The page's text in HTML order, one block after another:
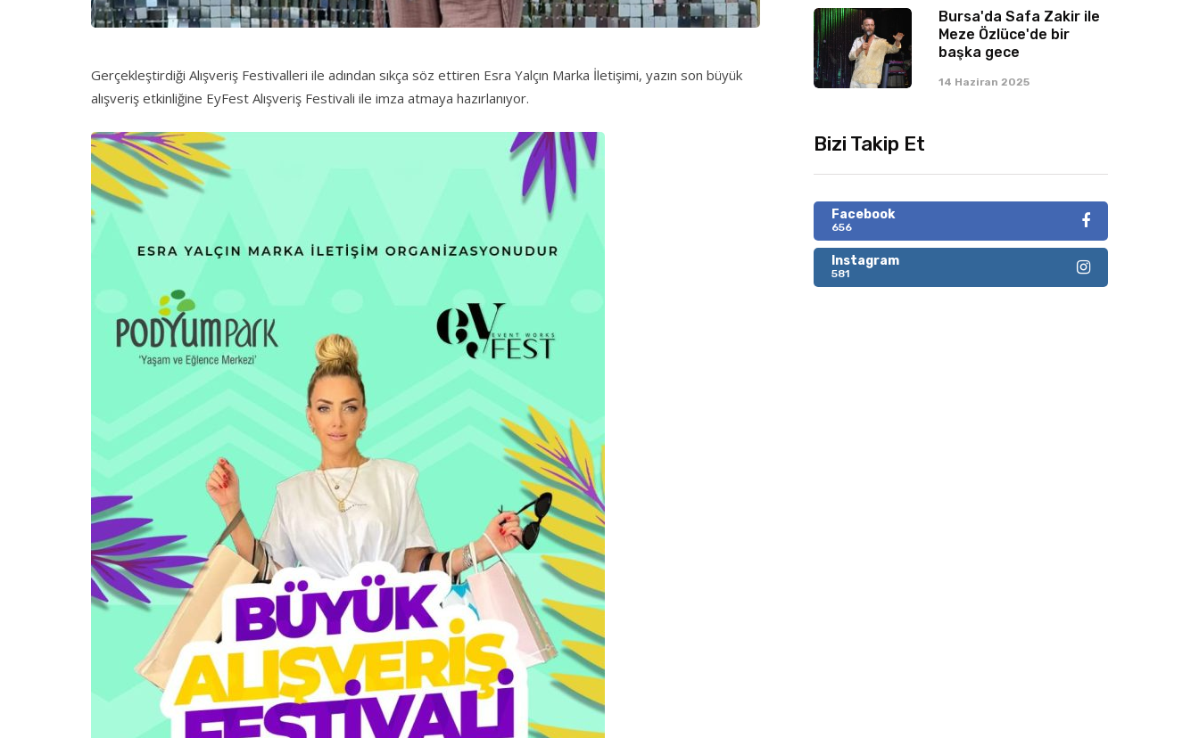
Gerçekleştirdiği Alışveriş Festivalleri ile adından sıkça söz ettiren Esra Yalçın Marka İletişimi, yazın son büyük
alışveriş etkinliğine EyFest Alışveriş Festivali ile imza atmaya hazırlanıyor.
Bursa'da Safa Zakir ile
Meze Özlüce'de bir
başka gece
14 Haziran 2025
Bizi Takip Et
Facebook
656
Instagram
581